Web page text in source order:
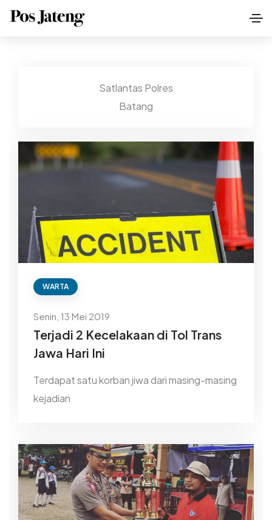
Satlantas Polres
Batang
WARTA
Senin, 13 Mei 2019
Terjadi 2 Kecelakaan di Tol Trans
Jawa Hari Ini
Terdapat satu korban jiwa dari masing-masing
kejadian